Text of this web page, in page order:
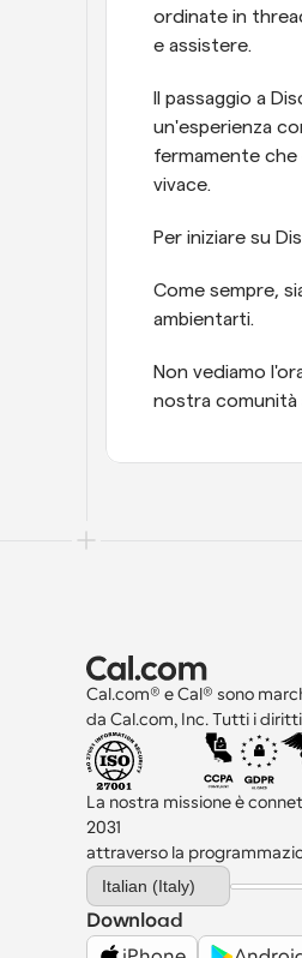
ordinate in
e assistere.
Il passaggio a
un'esperienza
fermamente
vivace.
Per iniziare su
Come sempre,
ambientarti.
Non vediamo
nostra comunità
Cal.com® e Cal® sono
da Cal.com, Inc. Tutti i
La nostra missione è
2031
attraverso la
Select Language
Italian (Italy)
Download